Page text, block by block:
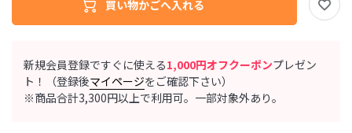
新規会員登録ですぐに使える1,000円オフクーポンプレゼン
ト！（登録後マイページをご確認下さい）
※商品合計3,300円以上で利用可。一部対象外あり。